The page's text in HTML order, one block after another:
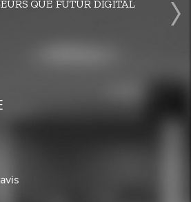
QUE FUTUR DIGITAL